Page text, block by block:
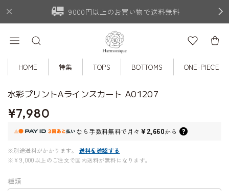
9000円以上のお買い物で送料無料
HOME 特集 TOPS BOTTOMS ONE-PIECE
水彩プリントAラインスカート A01207
¥7,980
なら 手数料無料で月々 ¥2,660から
※別途送料がかかります。
送料を確認する
※¥9,000以上のご注文で国内送料が無料になります。
種類